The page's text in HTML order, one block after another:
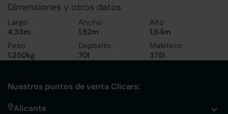
Dimensiones y otros datos
Largo
4,33m
Ancho
1,82m
Alto
1,64m
Peso
1.250kg
Depósito
70l
Maletero
375l
Nuestros puntos de venta Clicars:
Alicante